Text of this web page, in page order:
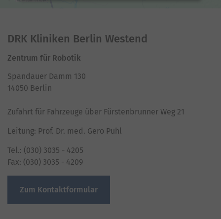
Platform
DRK Kliniken Berlin Westend
Zentrum für Robotik
Spandauer Damm 130
14050 Berlin
Zufahrt für Fahrzeuge über Fürstenbrunner Weg 21
Leitung: Prof. Dr. med. Gero Puhl
Tel.: (030) 3035 - 4205
Fax: (030) 3035 - 4209
Zum Kontaktformular